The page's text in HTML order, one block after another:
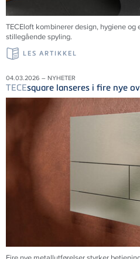
TECEloft kombinerer design, hygiene
stillegående spyling.
LES ARTIKKEL
04.03.2026 – NYHETER
TECEsquare lanseres i fire nye